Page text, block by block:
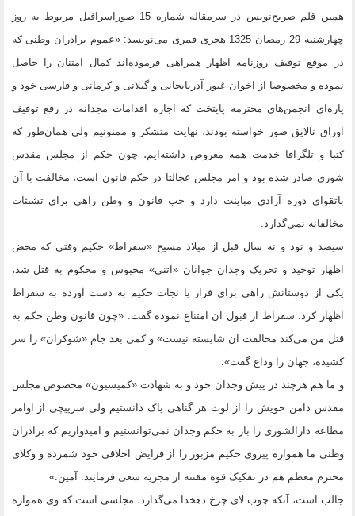
همین قلم صریح‌نویس در سرمقاله شماره 15 صوراسرافیل مربوط به روز
چهارشنبه 29 رمضان 1325 هجری قمری می‌نویسد: «عموم برادران وطنی که
در موقع توقیف روزنامه اظهار همراهی فرموده‌اند کمال امتنان را حاصل
نموده و مخصوصا از اخوان غیور آذربایجانی و گیلانی و کرمانی و فارسی خود و
پاره‌ای انجمن‌های محترمه پایتخت که اجازه اقدامات مجدانه در رفع توقیف
اوراق نالایق صور خواسته بودند، نهایت متشکر و ممنونیم ولی همان‌طور که
کتبا و تلگرافا خدمت همه معروض داشته‌ایم، چون حکم از مجلس مقدس
شوری صادر شده بود و امر مجلس عجالتا در حکم قانون است، مخالفت با آن
باتقوای دوره آزادی مباینت دارد و حب قانون و وطن راهی برای تشبثات
مخالفانه نمی‌گذارد.
سیصد و نود و نه سال قبل از میلاد مسیح «سقراط» حکیم وقتی که محض
اظهار توحید و تحریک وجدان جوانان «آتنی» محبوس و محکوم به قتل شد،
یکی از دوستانش راهی برای فرار یا نجات حکیم به دست آورده به سقراط
اظهار کرد. سقراط از قبول آن امتناع نموده گفت: «چون قانون وطن حکم به
قتل من می‌کند مخالفت آن شایسته نیست» و کمی بعد جام «شوکران» را سر
کشیده، جهان را وداع گفت».
و ما هم هرچند در پیش وجدان خود و به شهادت «کمیسیون» مخصوص مجلس
مقدس دامن خویش را از لوث هر گناهی پاک دانستیم ولی سرپیچی از اوامر
مطاعه دارالشوری را باز به حکم وجدان نمی‌توانستیم و امیدواریم که برادران
وطنی ما همواره پیروی حکیم مزبور را از فرایض اخلاقی خود شمرده و وکلای
محترم معظم هم در تفکیک قوه مقننه از مجریه سعی فرمایند. آمین.»
جالب است، آنکه چوب لای چرخ دهخدا می‌گذارد، مجلسی است که وی همواره